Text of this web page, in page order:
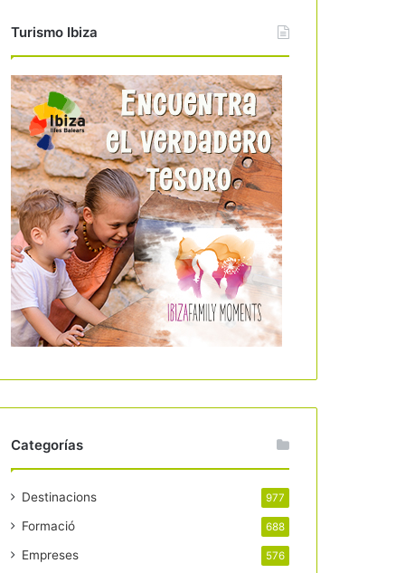
Turismo Ibiza
Categorías
Destinacions 977
Formació 688
Empreses 576